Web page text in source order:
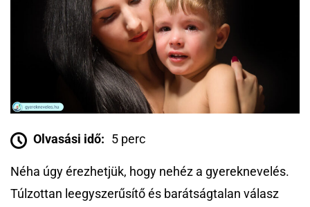
Olvasási idő: 5 perc
Néha úgy érezhetjük, hogy nehéz a gyereknevelés.
Túlzottan leegyszerűsítő és barátságtalan válasz